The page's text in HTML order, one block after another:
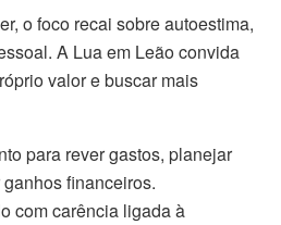
o foco recai sobre autoestima,
A Lua em Leão convida
valor e buscar mais
para rever gastos, planejar
financeiros.
com carência ligada à